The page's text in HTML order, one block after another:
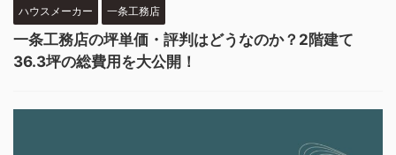
ハウスメーカー 一条工務店
一条工務店の坪単価・評判はどうなのか？2階建て
36.3坪の総費用を大公開！